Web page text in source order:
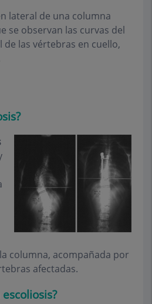
lateral de una columna
se observan las curvas del
las vértebras en cuello,
columna, acompañada por
afectadas.